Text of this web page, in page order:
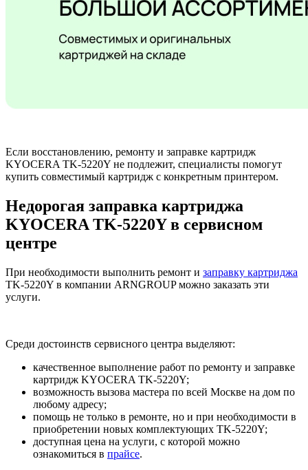
Если восстановлению, ремонту и заправке картридж
KYOCERA TK-5220Y не подлежит, специалисты помогут
купить совместимый картридж с конкретным принтером.
Недорогая заправка картриджа
KYOCERA TK-5220Y в сервисном
центре
При необходимости выполнить ремонт и заправку картриджа
TK-5220Y в компании ARNGROUP можно заказать эти
услуги.
Среди достоинств сервисного центра выделяют:
качественное выполнение работ по ремонту и заправке
картридж KYOCERA TK-5220Y;
возможность вызова мастера по всей Москве на дом по
любому адресу;
помощь не только в ремонте, но и при необходимости в
приобретении новых комплектующих TK-5220Y;
доступная цена на услуги, с которой можно
ознакомиться в прайсе.